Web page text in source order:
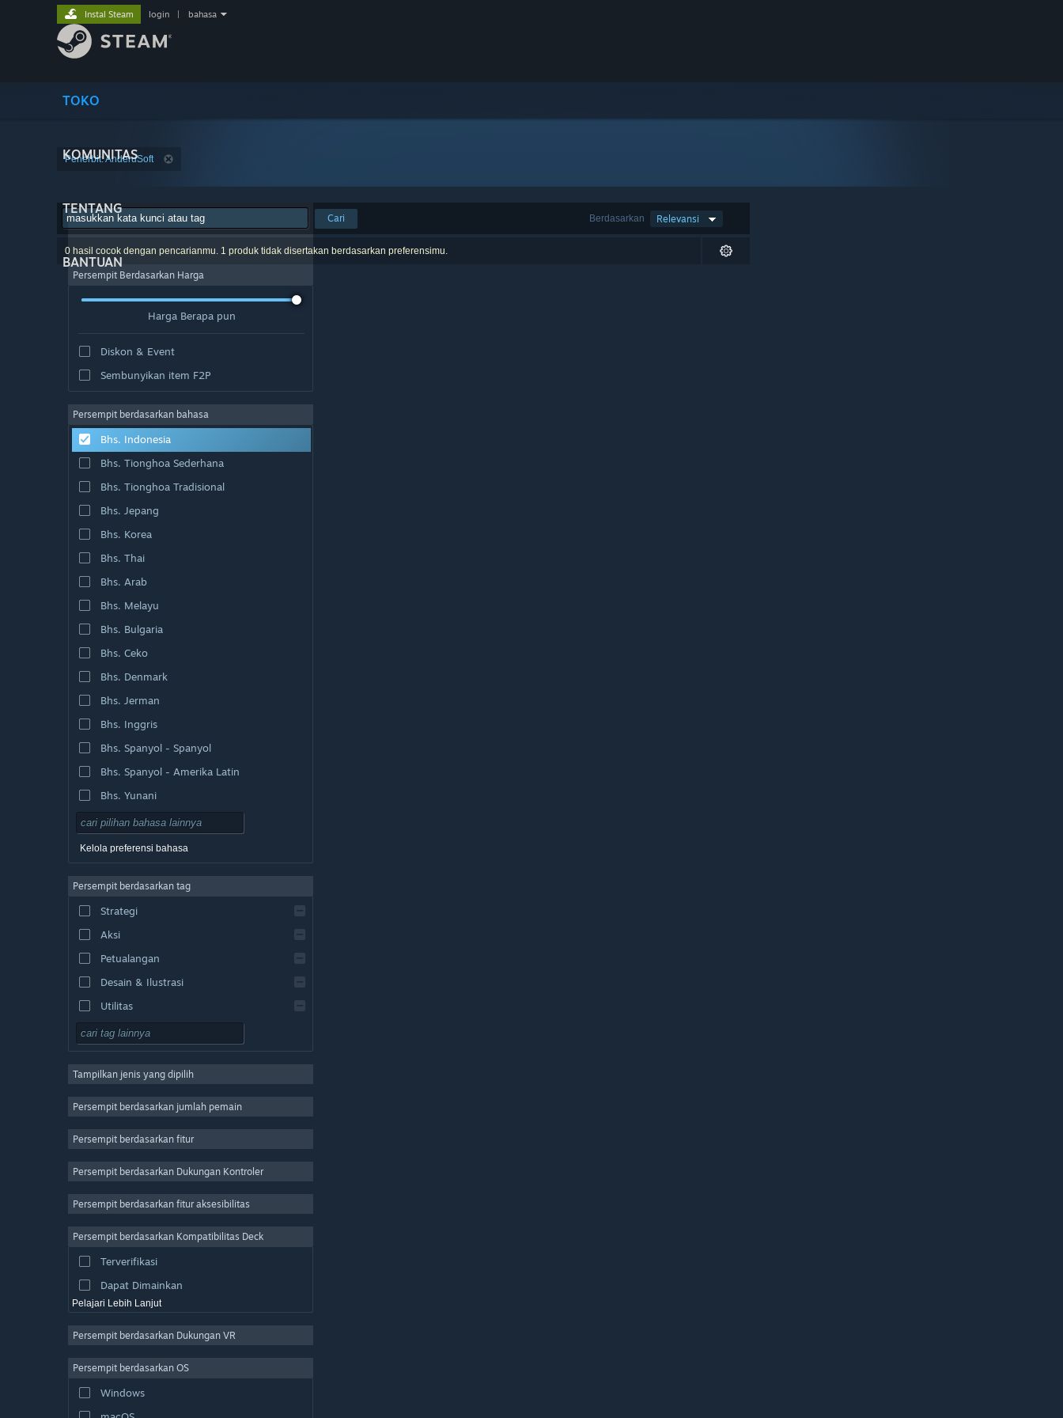
TOKO
KOMUNITAS
TENTANG
BANTUAN
Instal Steam login bahasa
Penerbit: AnderuSoft
Berdasarkan Relevansi
Cari
0 hasil cocok dengan pencarianmu. 1 produk tidak disertakan berdasarkan preferensimu.
Persempit Berdasarkan Harga
Harga Berapa pun
Diskon & Event
Sembunyikan item F2P
Persempit berdasarkan bahasa
Bhs. Indonesia
Bhs. Tionghoa Sederhana
Bhs. Tionghoa Tradisional
Bhs. Jepang
Bhs. Korea
Bhs. Thai
Bhs. Arab
Bhs. Melayu
Bhs. Bulgaria
Bhs. Ceko
Bhs. Denmark
Bhs. Jerman
Bhs. Inggris
Bhs. Spanyol - Spanyol
Bhs. Spanyol - Amerika Latin
Bhs. Yunani
Kelola preferensi bahasa
Persempit berdasarkan tag
Strategi
Aksi
Petualangan
Desain & Ilustrasi
Utilitas
F2P
MMO
Indie
Kasual
Simulasi
Produksi Video
Pengeditan Foto
Tampilkan jenis yang dipilih
Persempit berdasarkan jumlah pemain
Persempit berdasarkan fitur
Persempit berdasarkan Dukungan Kontroler
Persempit berdasarkan fitur aksesibilitas
Persempit berdasarkan Kompatibilitas Deck
Terverifikasi
Dapat Dimainkan
Pelajari Lebih Lanjut
Persempit berdasarkan Dukungan VR
Persempit berdasarkan OS
Windows